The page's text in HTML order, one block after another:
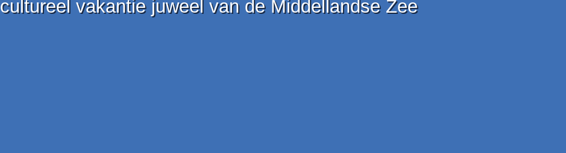
vakantie juweel van de Middellandse Zee